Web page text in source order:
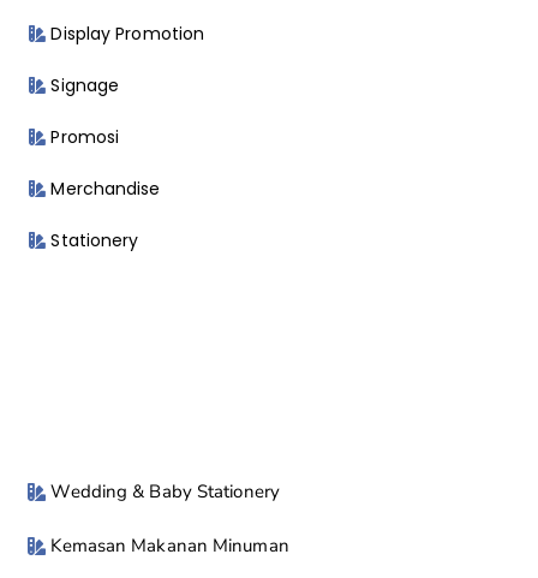
Display Promotion
Signage
Promosi
Merchandise
Stationery
Wedding & Baby Stationery
Kemasan Makanan Minuman